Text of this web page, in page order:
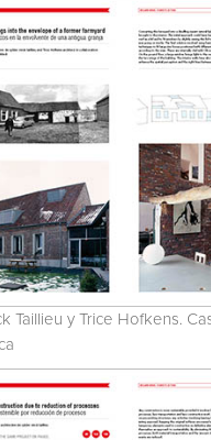
Taillieu y Trice Hofkens.